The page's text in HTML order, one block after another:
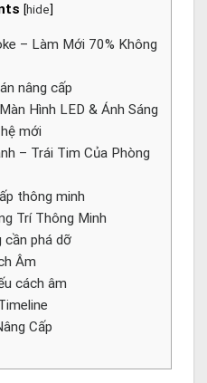
[hide]
– Làm Mới 70% Không
nâng cấp
Hình LED & Ánh Sáng
mới
– Trái Tim Của Phòng
thông minh
Trí Thông Minh
cần phá dỡ
Âm
cách âm
Cấp